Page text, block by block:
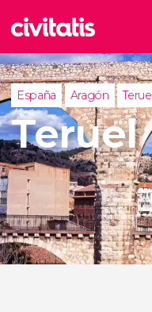
España Aragón
Teruel